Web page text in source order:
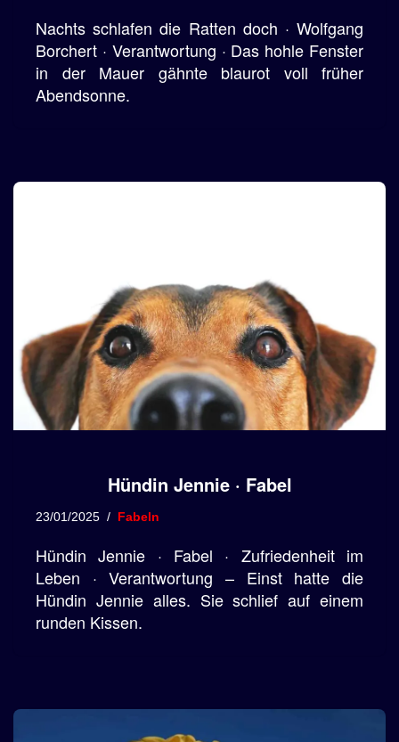
Nachts schlafen die Ratten doch · Wolfgang
Borchert · Verantwortung · Das hohle Fenster
in der Mauer gähnte blaurot voll früher
Abendsonne.
Hündin Jennie · Fabel
23/01/2025 Fabeln
Hündin Jennie · Fabel · Zufriedenheit im
Leben · Verantwortung – Einst hatte die
Hündin Jennie alles. Sie schlief auf einem
runden Kissen.